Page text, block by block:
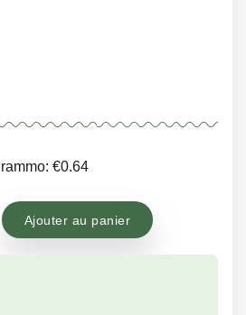
€0.64
Ajouter au panier